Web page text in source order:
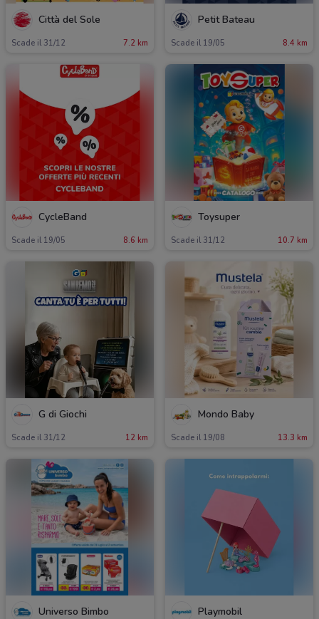
Città del Sole
Scade il 31/12 7.2 km
Petit Bateau
Scade il 19/05 8.4 km
CycleBand
Scade il 19/05 8.6 km
Toysuper
Scade il 31/12 10.7 km
G di Giochi
Scade il 31/12 12 km
Mondo Baby
Scade il 19/08 13.3 km
Universo Bimbo Playmobil